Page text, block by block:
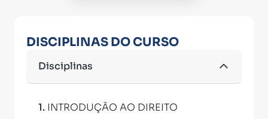
DISCIPLINAS DO CURSO
Disciplinas
1. INTRODUÇÃO AO DIREITO